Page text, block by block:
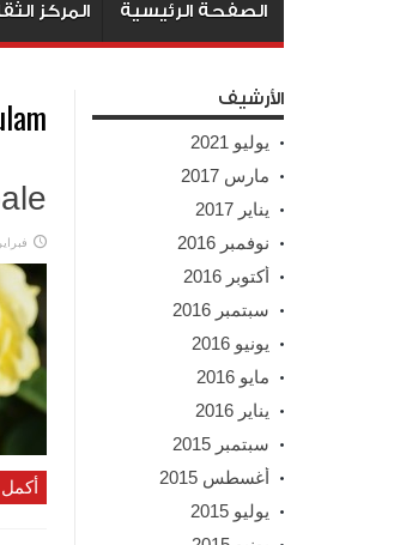
الصفحة الرئيسية المركز
فبراير 14, 2015
أكمل
الأرشيف
يوليو 2021
مارس 2017
يناير 2017
نوفمبر 2016
أكتوبر 2016
سبتمبر 2016
يونيو 2016
مايو 2016
يناير 2016
سبتمبر 2015
أغسطس 2015
يوليو 2015